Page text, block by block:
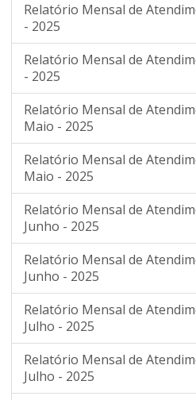
Relatório Mensal de
- 2025
Relatório Mensal de
- 2025
Relatório Mensal de
Maio - 2025
Relatório Mensal de
Maio - 2025
Relatório Mensal de
Junho - 2025
Relatório Mensal de
Junho - 2025
Relatório Mensal de
Julho - 2025
Relatório Mensal de
Julho - 2025